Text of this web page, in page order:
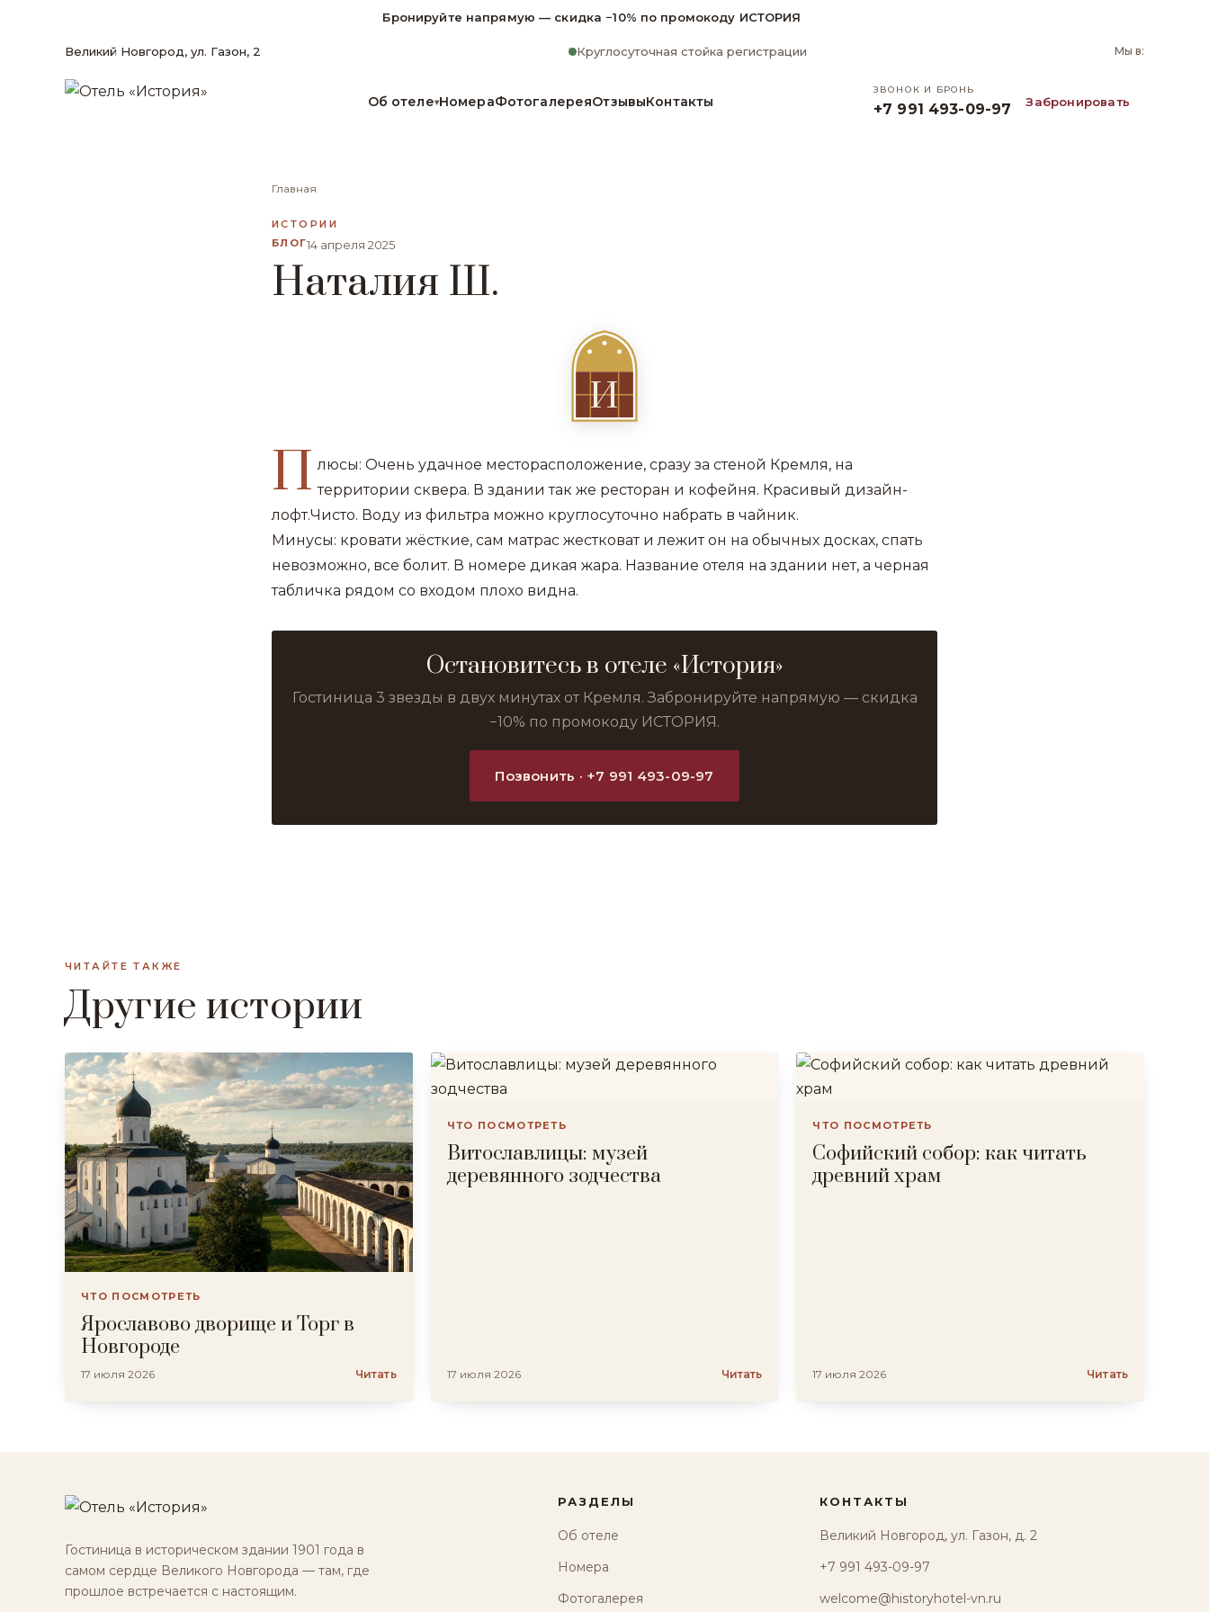
Бронируйте напрямую — скидка −10% по промокоду ИСТОРИЯ
Великий Новгород, ул. Газон, 2 Круглосуточная стойка регистрации Мы в:
Об отеле▾НомераФотогалереяОтзывыКонтакты
ЗВОНОК И БРОНЬ
+7 991 493-09-97 Забронировать
Главная
ИСТОРИИ
БЛОГ14 апреля 2025
Наталия Ш.
И
П люсы: Очень удачное месторасположение, сразу за стеной Кремля, на
территории сквера. В здании так же ресторан и кофейня. Красивый дизайн-
лофт.Чисто. Воду из фильтра можно круглосуточно набрать в чайник.
Минусы: кровати жёсткие, сам матрас жестковат и лежит он на обычных досках, спать
невозможно, все болит. В номере дикая жара. Название отеля на здании нет, а черная
табличка рядом со входом плохо видна.
Остановитесь в отеле «История»
Гостиница 3 звезды в двух минутах от Кремля. Забронируйте напрямую — скидка
−10% по промокоду ИСТОРИЯ.
Позвонить · +7 991 493-09-97
ЧИТАЙТЕ ТАКЖЕ
Другие истории
ЧТО ПОСМОТРЕТЬ
Ярославово дворище и Торг в
Новгороде
17 июля 2026 Читать
ЧТО ПОСМОТРЕТЬ
Витославлицы: музей
деревянного зодчества
17 июля 2026 Читать
ЧТО ПОСМОТРЕТЬ
Софийский собор: как читать
древний храм
17 июля 2026 Читать
Гостиница в историческом здании 1901 года в
самом сердце Великого Новгорода — там, где
прошлое встречается с настоящим.
РАЗДЕЛЫ
Об отеле
Номера
Фотогалерея
КОНТАКТЫ
Великий Новгород, ул. Газон, д. 2
+7 991 493-09-97
welcome@historyhotel-vn.ru